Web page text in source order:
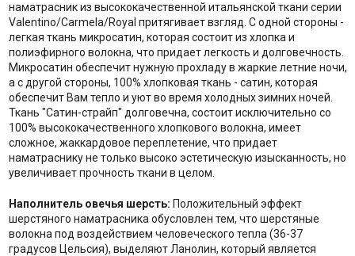
наматрасник из высококачественной итальянской ткани серии
Valentino/Carmela/Royal притягивает взгляд. С одной стороны -
легкая ткань микросатин, которая состоит из хлопка и
полиэфирного волокна, что придает легкость и долговечность.
Микросатин обеспечит нужную прохладу в жаркие летние ночи,
а с другой стороны, 100% хлопковая ткань - сатин, которая
обеспечит Вам тепло и уют во время холодных зимних ночей.
Ткань "Сатин-страйп" долговечна, состоит исключительно со
100% высококачественного хлопкового волокна, имеет
сложное, жаккардовое переплетение, что придает
наматраснику не только высоко эстетическую изысканность, но
увеличивает прочность ткани в целом.
Наполнитель овечья шерсть: Положительный эффект
шерстяного наматрасника обусловлен тем, что шерстяные
волокна под воздействием человеческого тепла (36-37
градусов Цельсия), выделяют Ланолин, который является